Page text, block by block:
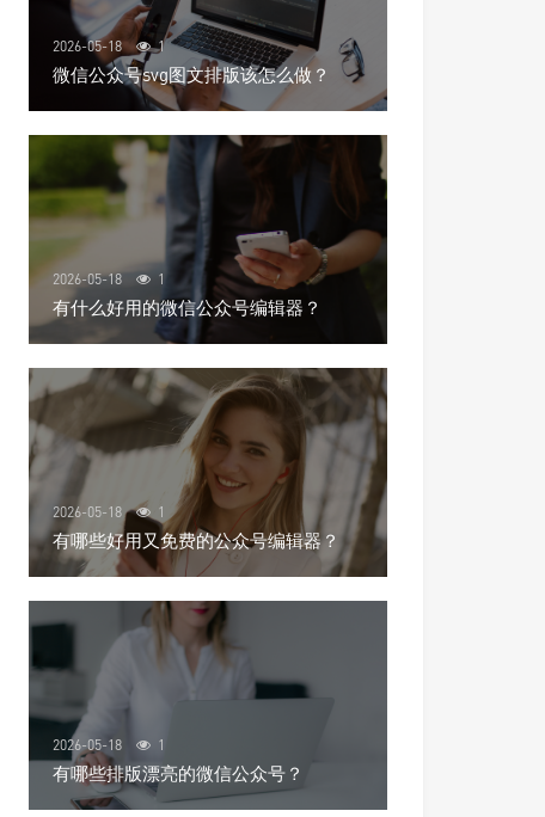
2026-05-18 1
微信公众号svg图文排版该怎么做？
2026-05-18 1
有什么好用的微信公众号编辑器？
2026-05-18 1
有哪些好用又免费的公众号编辑器？
2026-05-18 1
有哪些排版漂亮的微信公众号？